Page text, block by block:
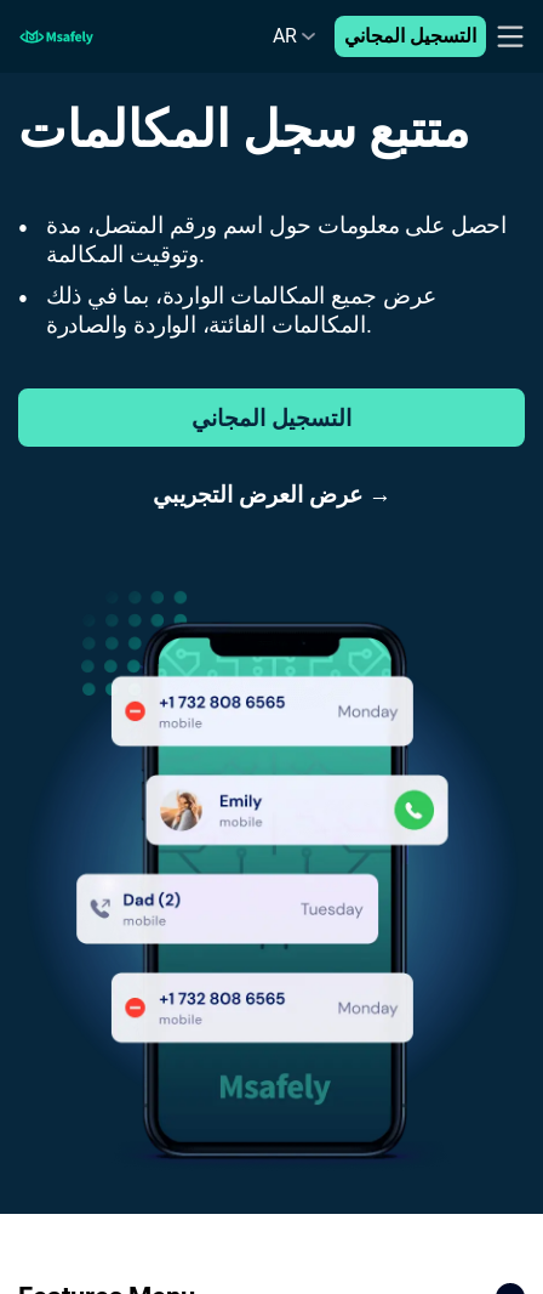
AR التسجيل المجاني
متتبع سجل المكالمات
●
احصل على معلومات حول اسم ورقم المتصل، مدة
وتوقيت المكالمة.
●
عرض جميع المكالمات الواردة، بما في ذلك
المكالمات الفائتة، الواردة والصادرة.
التسجيل المجاني
عرض العرض التجريبي →